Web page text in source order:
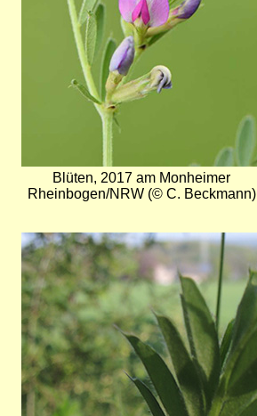
Blüten, 2017 am Monheimer
Rheinbogen/NRW (© C. Beckmann)
Bild